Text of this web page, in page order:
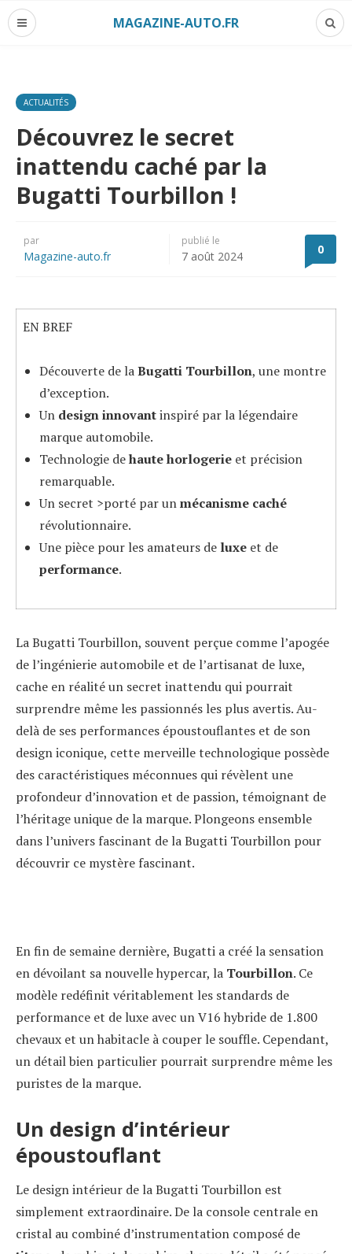
MAGAZINE-AUTO.FR
ACTUALITÉS
Découvrez le secret
inattendu caché par la
Bugatti Tourbillon !
par
Magazine-auto.fr
publié le
7 août 2024 0
EN BREF
Découverte de laBugatti Tourbillon, une montre
d’exception.
Un design innovantinspiré par la légendaire
marque automobile.
Technologie dehaute horlogerieet précision
remarquable.
Un secret >porté par unmécanisme caché
révolutionnaire.
Une pièce pour les amateurs de luxeet de
performance.
La Bugatti Tourbillon, souvent perçue comme l’apogée
de l’ingénierie automobile et de l’artisanat de luxe,
cache en réalité un secret inattendu qui pourrait
surprendre même les passionnés les plus avertis. Au-
delà de ses performances époustouflantes et de son
design iconique, cette merveille technologique possède
des caractéristiques méconnues qui révèlent une
profondeur d’innovation et de passion, témoignant de
l’héritage unique de la marque. Plongeons ensemble
dans l’univers fascinant de la Bugatti Tourbillon pour
découvrir ce mystère fascinant.
En fin de semaine dernière, Bugatti a créé la sensation
en dévoilant sa nouvelle hypercar, la Tourbillon. Ce
modèle redéfinit véritablement les standards de
performance et de luxe avec un V16 hybride de 1.800
chevaux et un habitacle à couper le souffle. Cependant,
un détail bien particulier pourrait surprendre même les
puristes de la marque.
Un design d’intérieur
époustouflant
Le design intérieur de la Bugatti Tourbillon est
simplement extraordinaire. De la console centrale en
cristal au combiné d’instrumentation composé de